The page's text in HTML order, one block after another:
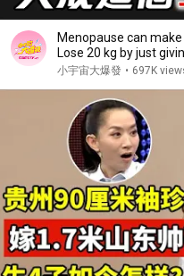
Menopause can
Lose 20 kg by just
小宇宙大爆發 • 697K